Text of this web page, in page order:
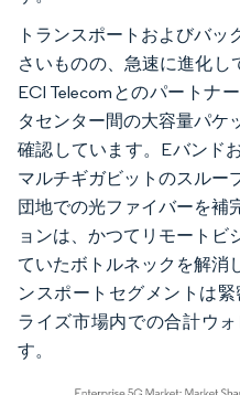
トランスポートおよびバ
さいものの、急速に進化し
ECI Telecomとのパートナ
タセンター間の大容量パケ
確認しています。Eバンド
マルチギガビットのスルー
団地での光ファイバーを補
ョンは、かつてリモートビ
ていたボトルネックを解消
ンスポートセグメントは
ライズ市場内での合計ウ
す。